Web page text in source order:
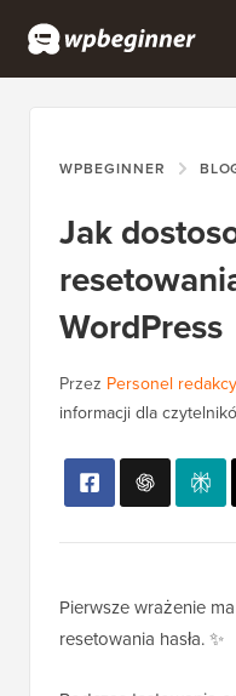
WPBEGINNER
Jak
WordPress
Przez Personel
informacji dla
Pierwsze wrażenie
resetowania hasła. ✨